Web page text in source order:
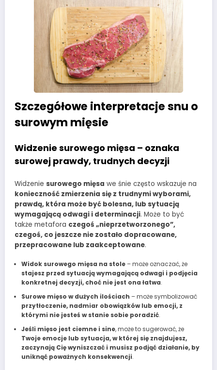
Szczegółowe interpretacje snu o
surowym mięsie
Widzenie surowego mięsa – oznaka
surowej prawdy, trudnych decyzji
Widzenie surowego mięsa we śnie często wskazuje na
konieczność zmierzenia się z trudnymi wyborami,
prawdą, która może być bolesna, lub sytuacją
wymagającą odwagi i determinacji. Może to być
także metafora czegoś „nieprzetworzonego”,
czegoś, co jeszcze nie zostało dopracowane,
przepracowane lub zaakceptowane.
Widok surowego mięsa na stole– może oznaczać, że
stajesz przed sytuacją wymagającą odwagi i podjęcia
konkretnej decyzji, choć nie jest ona łatwa.
Surowe mięso w dużych ilościach – może symbolizować
przytłoczenie, nadmiar obowiązków lub emocji, z
którymi nie jesteś w stanie sobie poradzić.
Jeśli mięso jest ciemne i sine, może to sugerować, że
Twoje emocje lub sytuacja, w której się znajdujesz,
zaczynają Cię wyniszczać i musisz podjąć działanie, by
uniknąć poważnych konsekwencji.